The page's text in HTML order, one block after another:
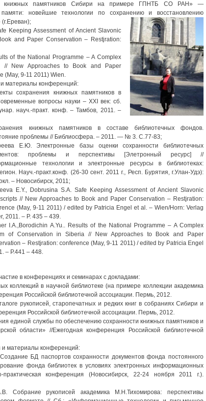
книжных памятников Сибири на примере ГПНТБ СО РАН» —
новейшие технологии по сохранению и восстановлению
Keeping Assessment of Ancient Slavonic
and Paper Conservation – Restjration:
of the National Programme – A Complex
// New Approaches to Book and Paper
(May, 9-11 2011) Wien.
материалы конференций:
сохранения книжных памятников в
вопросы науки – XXI век: сб.
науч.-практ. конф. – Тамбов, 2011. –
книжных памятников в составе библиотечных фондов.
проблемы // Библиосфера. – 2011. — № 3. С.77-83;
Е.Ю. Электронные базы оценки сохранности библиотечных
проблемы и перспективы [Элетронный ресурс] //
технологии и электронные ресурсы в библиотеках:
Науч.-практ.конф. (26-30 сент. 2011 г., Респ. Бурятия, г.Улан-Удэ):
– Новосибирск, 2011;
E.Y., Dobrusina S.A. Safe Keeping Assessment of Ancient Slavonic
// New Approaches to Book and Paper Conservation – Restjration:
(May, 9-11 2011) / edited by Patricia Engel et al. – Wien/Horn: Verlag
2011. – P. 435 – 439.
I.A.,Borodichin A.Yu.. Results of the National Programme – A Complex
of Conservation in Siberia // New Approaches to Book and Paper
– Restjration: conference (May, 9-11 2011) / edited by Patricia Engel
– P.441 – 448.
в конференциях и семинарах с докладами:
в научной библиотеке (на примере коллекции академика
Российской библиотечной ассоциации. Пермь, 2012.
рукописей, старопечатных и редких книг в собраниях Сибири и
Российской библиотечной ассоциации. Пермь, 2012.
единой службы по обеспечению сохранности книжных памятников и
области» //Ежегодная конференция Российской библиотечной
и материалы конференций:
БД паспортов сохранности документов фонда постоянного
фонда библиотек в условиях электронных информационных
практическая конференция (Новосибирск, 22-24 ноября 2011 г.).
рукописей академика М.Н.Тихомирова: перспективы